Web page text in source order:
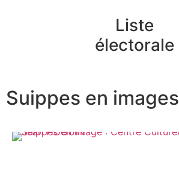
Liste
électorale
Suippes en images